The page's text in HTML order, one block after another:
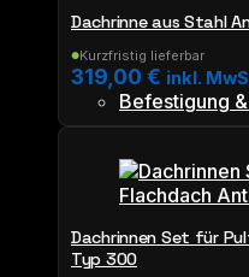
Dachrinne aus Stahl
●Kurzfristig lieferbar
319,00 € inkl.
Befestigung
Dachrinnen Set für
Typ 300